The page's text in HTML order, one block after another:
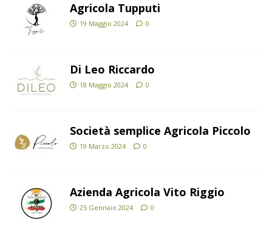
Agricola Tupputi
19 Maggio 2024 0
Di Leo Riccardo
18 Maggio 2024 0
Società semplice Agricola Piccolo
19 Marzo 2024 0
Azienda Agricola Vito Riggio
25 Gennaio 2024 0